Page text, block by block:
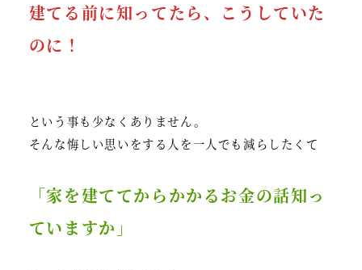
建てる前に知ってたら、こうしていた
のに！
という事も少なくありません。
そんな悔しい思いをする人を一人でも減らしたくて
「家を建ててからかかるお金の話知っ
ていますか」